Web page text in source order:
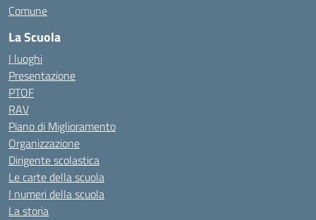
Comune
La Scuola
I luoghi
Presentazione
PTOF
RAV
Piano di Miglioramento
Organizzazione
Dirigente scolastica
Le carte della scuola
I numeri della scuola
La storia